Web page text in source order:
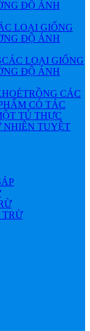
ĐỘ ÁNH
LOẠI GIỐNG
ĐỘ ÁNH
CÁC LOẠI GIỐNG
ĐỘ ÁNH
TRỒNG CÁC
CÓ TÁC
TỦ THỰC
NHIÊN TUYỆT
TRỪ